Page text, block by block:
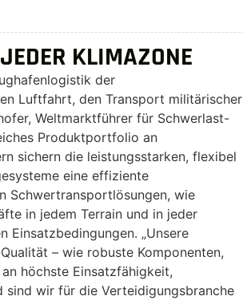
KLIMAZONE
der
Luftfahrt, den Transport militärischer
Weltmarktführer für Schwerlast-
Produktportfolio an
sichern die leistungsstarken, flexibel
eine effiziente
Schwertransportlösungen, wie
in jedem Terrain und in jeder
„Unsere
– wie robuste Komponenten,
höchste Einsatzfähigkeit,
sind wir für die Verteidigungsbranche